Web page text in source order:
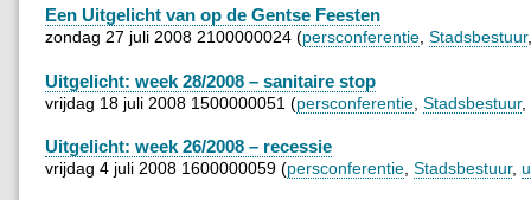
Een Uitgelicht van op de Gentse Feesten
zondag 27 juli 2008 2100000024 (persconferentie, Stadsbestuur
Uitgelicht: week 28/2008 – sanitaire stop
vrijdag 18 juli 2008 1500000051 (persconferentie Stadsbestuur,
Uitgelicht: week 26/2008 – recessie
vrijdag 4 juli 2008 1600000059 (persconferentie, Stadsbestuur,